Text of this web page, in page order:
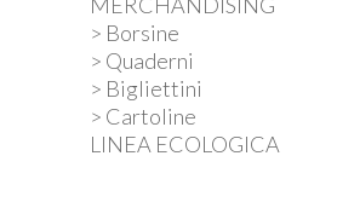
> Borsine
> Quaderni
> Bigliettini
> Cartoline
LINEA ECOLOGICA